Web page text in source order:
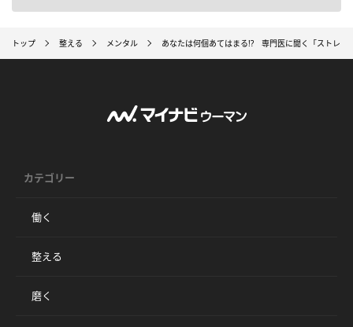
トップ 整える メンタル あなたは何個あてはまる!? 専門医に聞く「ストレス
カテゴリー
働く
整える
磨く